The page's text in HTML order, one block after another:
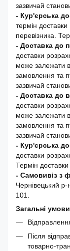
зазвичай
- Кур'єрська
термін
перевізника.
- Доставка до
доставки
може залежати
замовлення та
зазвичай
- Доставка до
доставки
може залежати
замовлення та
зазвичай
- Кур'єрська
доставки
Термін
- Самовивіз з
Чернівецький
101.
Загальні
Після
товарно-